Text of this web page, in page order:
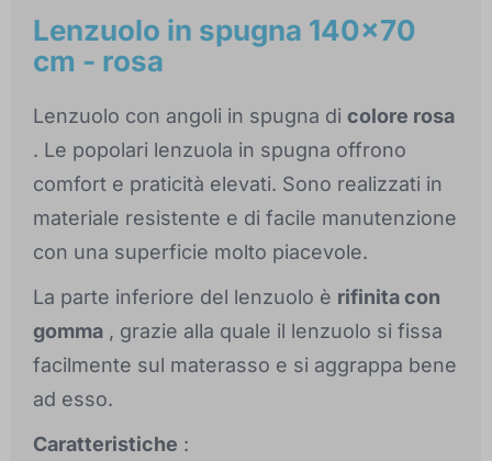
Lenzuolo in spugna 140x70
cm - rosa
Lenzuolo con angoli in spugna di colore rosa
. Le popolari lenzuola in spugna offrono
comfort e praticità elevati. Sono realizzati in
materiale resistente e di facile manutenzione
con una superficie molto piacevole.
La parte inferiore del lenzuolo è rifinita con
gomma , grazie alla quale il lenzuolo si fissa
facilmente sul materasso e si aggrappa bene
ad esso.
Caratteristiche :